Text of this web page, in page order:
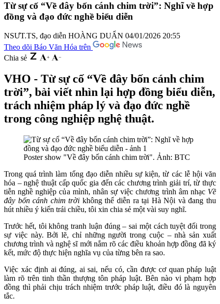
Từ sự cố “Về đây bốn cánh chim trời”: Nghĩ về hợp
đồng và đạo đức nghề biểu diễn
NSƯT.TS, đạo diễn HOÀNG DUẨN 04/01/2026 20:55
Theo dõi Báo Văn Hóa trên
Chia sẻ
VHO - Từ sự cố “Về đây bốn cánh chim
trời”, bài viết nhìn lại hợp đồng biểu diễn,
trách nhiệm pháp lý và đạo đức nghề
trong công nghiệp nghệ thuật.
Poster show "Về đây bốn cánh chim trời". Ảnh: BTC
Trong quá trình làm tổng đạo diễn nhiều sự kiện, từ các lễ hội văn
hóa – nghệ thuật cấp quốc gia đến các chương trình giải trí, từ thực
tiễn nghề nghiệp của mình, nhân sự việc chương trình âm nhạc Về
đây bốn cánh chim trời không thể diễn ra tại Hà Nội và đang thu
hút nhiều ý kiến trái chiều, tôi xin chia sẻ một vài suy nghĩ.
Trước hết, tôi không tranh luận đúng – sai một cách tuyệt đối trong
sự việc này. Bởi lẽ, chỉ những người trong cuộc – nhà sản xuất
chương trình và nghệ sĩ mới nắm rõ các điều khoản hợp đồng đã ký
kết, mức độ thực hiện nghĩa vụ của từng bên ra sao.
Việc xác định ai đúng, ai sai, nếu có, cần được cơ quan pháp luật
làm rõ trên tinh thần thượng tôn pháp luật. Bên nào vi phạm hợp
đồng thì phải chịu trách nhiệm trước pháp luật, điều đó là nguyên
tắc.